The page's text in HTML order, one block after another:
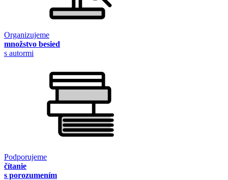
Organizujeme
množstvo besied
s autormi
Podporujeme
čítanie
s porozumením